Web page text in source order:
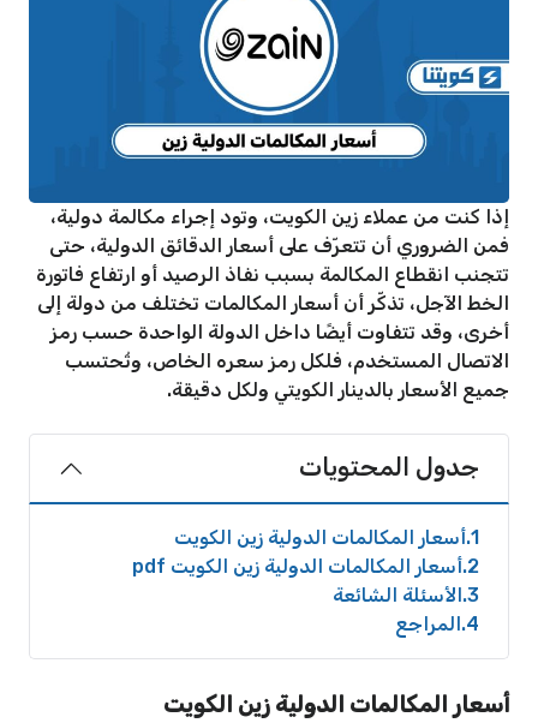
إذا كنت من عملاء زين الكويت، وتود إجراء مكالمة دولية،
فمن الضروري أن تتعرّف على أسعار الدقائق الدولية، حتى
تتجنب انقطاع المكالمة بسبب نفاذ الرصيد أو ارتفاع فاتورة
الخط الآجل، تذكّر أن أسعار المكالمات تختلف من دولة إلى
أخرى، وقد تتفاوت أيضًا داخل الدولة الواحدة حسب رمز
الاتصال المستخدم، فلكل رمز سعره الخاص، وتُحتسب
جميع الأسعار بالدينار الكويتي ولكل دقيقة.
جدول المحتويات
1 أسعار المكالمات الدولية زين الكويت
2 أسعار المكالمات الدولية زين الكويت pdf
3 الأسئلة الشائعة
4 المراجع
أسعار المكالمات الدولية زين الكويت